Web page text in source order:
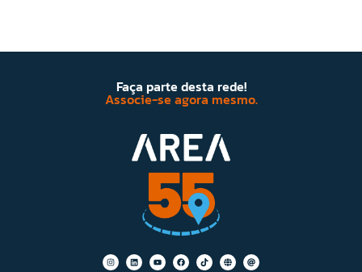
Faça parte desta rede!
Associe-se agora mesmo.